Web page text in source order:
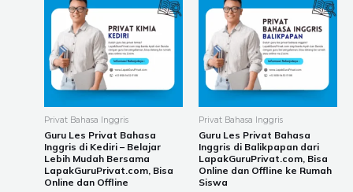
Privat Bahasa Inggris
Guru Les Privat Bahasa
Inggris di Kediri – Belajar
Lebih Mudah Bersama
LapakGuruPrivat.com, Bisa
Online dan Offline
through
Rp8.400.000
has
multiple
variants.
The
options
may
chosen
on
the
Privat Bahasa Inggris
Guru Les Privat Bahasa
Inggris di Balikpapan dari
LapakGuruPrivat.com, Bisa
Online dan Offline ke Rumah
Siswa
through
Rp8.400.000
has
multiple
variants.
The
options
may
chosen
on
the